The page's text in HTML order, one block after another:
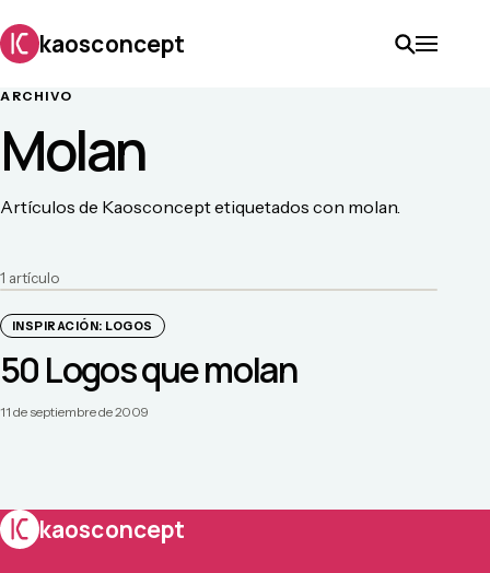
kaosconcept
ARCHIVO
Molan
Artículos de Kaosconcept etiquetados con molan.
1 artículo
INSPIRACIÓN: LOGOS
50 Logos que molan
11 de septiembre de 2009
kaosconcept